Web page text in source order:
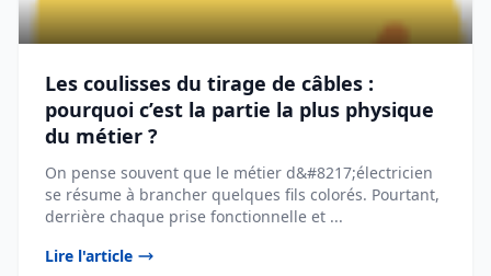
Les coulisses du tirage de câbles :
pourquoi c’est la partie la plus physique
du métier ?
On pense souvent que le métier d&#8217;électricien
se résume à brancher quelques fils colorés. Pourtant,
derrière chaque prise fonctionnelle et ...
Lire l'article